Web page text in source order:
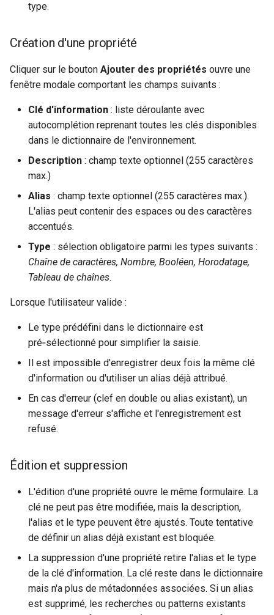
type.
Création d'une propriété
Cliquer sur le bouton Ajouter des propriétés ouvre une
fenêtre modale comportant les champs suivants :
Clé d'information : liste déroulante avec
autocomplétion reprenant toutes les clés disponibles
dans le dictionnaire de l'environnement.
Description : champ texte optionnel (255 caractères
max.)
Alias : champ texte optionnel (255 caractères max.).
L'alias peut contenir des espaces ou des caractères
accentués.
Type : sélection obligatoire parmi les types suivants :
Chaîne de caractères, Nombre, Booléen, Horodatage,
Tableau de chaînes.
Lorsque l'utilisateur valide :
Le type prédéfini dans le dictionnaire est
pré‑sélectionné pour simplifier la saisie.
Il est impossible d'enregistrer deux fois la même clé
d'information ou d'utiliser un alias déjà attribué.
En cas d'erreur (clef en double ou alias existant), un
message d'erreur s'affiche et l'enregistrement est
refusé.
Édition et suppression
L'édition d'une propriété ouvre le même formulaire. La
clé ne peut pas être modifiée, mais la description,
l'alias et le type peuvent être ajustés. Toute tentative
de définir un alias déjà existant est bloquée.
La suppression d'une propriété retire l'alias et le type
de la clé d'information. La clé reste dans le dictionnaire
mais n'a plus de métadonnées associées. Si un alias
est supprimé, les recherches ou patterns existants